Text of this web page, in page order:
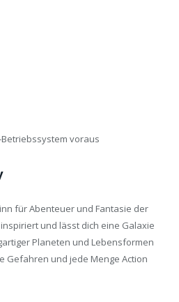
voraus
für Abenteuer und Fantasie der
und lässt dich eine Galaxie
Planeten und Lebensformen
Gefahren und jede Menge Action